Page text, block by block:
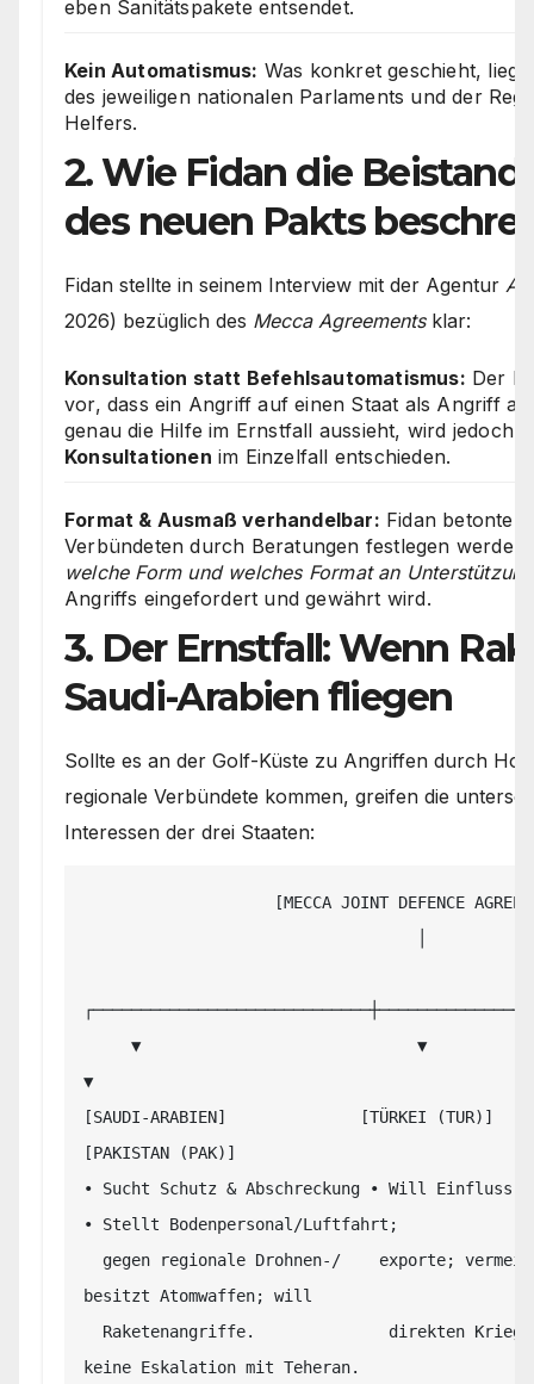
eben Sanitätspakete entsendet.
Kein Automatismus: Was konkret geschieht, liegt
des jeweiligen nationalen Parlaments und der
Helfers.
2. Wie Fidan die
des neuen Pakts
Fidan stellte in seinem Interview mit der Agentur
2026) bezüglich des Mecca Agreementsklar:
Konsultation statt Befehlsautomatismus: Der
vor, dass ein Angriff auf einen Staat als Angriff
genau die Hilfe im Ernstfall aussieht, wird jedoch
Konsultationen im Einzelfall entschieden.
Format & Ausmaß verhandelbar: Fidan betonte
Verbündeten durch Beratungen festlegen
welche Form und welches Format an
Angriffs eingefordert und gewährt wird.
3. Der Ernstfall: Wenn
Saudi-Arabien fliegen
Sollte es an der Golf-Küste zu Angriffen durch
regionale Verbündete kommen, greifen die
Interessen der drei Staaten:
▼
[SAUDI-ARABIEN]              [TÜRKEI (TUR)]
[PAKISTAN (PAK)]
• Sucht Schutz & Abschreckung • Will Einfluss &
• Stellt Bodenpersonal/Luftfahrt;
besitzt Atomwaffen; will